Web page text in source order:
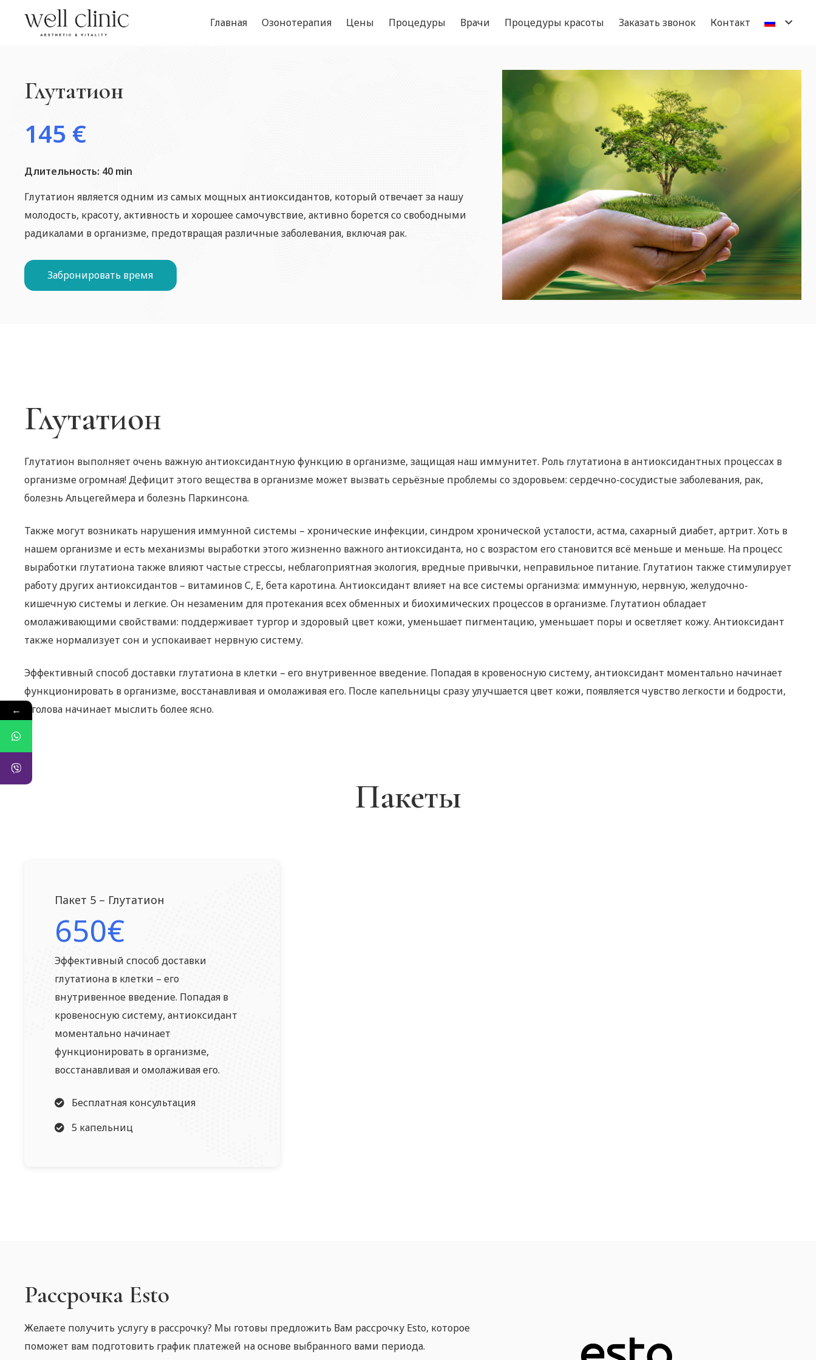
Главная Озонотерапия Цены Процедуры Врачи Процедуры красоты Заказать звонок Контакт
Глутатион
145 €
Длительность: 40 min
Глутатион является одним из самых мощных антиоксидантов, который отвечает за нашу
молодость, красоту, активность и хорошее самочувствие, активно борется со свободными
радикалами в организме, предотвращая различные заболевания, включая рак.
Забронировать время
Глутатион
Глутатион выполняет очень важную антиоксидантную функцию в организме, защищая наш иммунитет. Роль глутатиона в антиоксидантных процессах в
организме огромная! Дефицит этого вещества в организме может вызвать серьёзные проблемы со здоровьем: сердечно-сосудистые заболевания, рак,
болезнь Альцегеймера и болезнь Паркинсона.
Также могут возникать нарушения иммунной системы – хронические инфекции, синдром хронической усталости, астма, сахарный диабет, артрит. Хоть в
нашем организме и есть механизмы выработки этого жизненно важного антиоксиданта, но с возрастом его становится всё меньше и меньше. На процесс
выработки глутатиона также влияют частые стрессы, неблагоприятная экология, вредные привычки, неправильное питание. Глутатион также стимулирует
работу других антиоксидантов – витаминов С, Е, бета каротина. Антиоксидант влияет на все системы организма: иммунную, нервную, желудочно-
кишечную системы и легкие. Он незаменим для протекания всех обменных и биохимических процессов в организме. Глутатион обладает
омолаживающими свойствами: поддерживает тургор и здоровый цвет кожи, уменьшает пигментацию, уменьшает поры и осветляет кожу. Антиоксидант
также нормализует сон и успокаивает нервную систему.
Эффективный способ доставки глутатиона в клетки – его внутривенное введение. Попадая в кровеносную систему, антиоксидант моментально начинает
функционировать в организме, восстанавливая и омолаживая его. После капельницы сразу улучшается цвет кожи, появляется чувство легкости и бодрости,
а голова начинает мыслить более ясно.
Пакеты
Пакет 5 – Глутатион
650€
Эффективный способ доставки
глутатиона в клетки – его
внутривенное введение. Попадая в
кровеносную систему, антиоксидант
моментально начинает
функционировать в организме,
восстанавливая и омолаживая его.
Бесплатная консультация
5 капельниц
Рассрочка Esto
Желаете получить услугу в рассрочку? Мы готовы предложить Вам рассрочку Esto, которое
поможет вам подготовить график платежей на основе выбранного вами периода.
←